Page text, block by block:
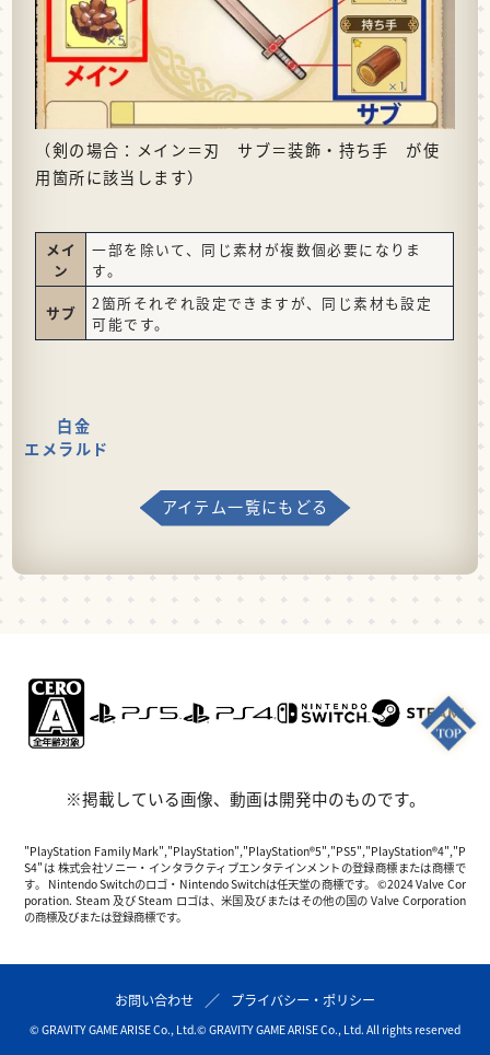
（剣の場合：メイン＝刃 サブ＝装飾・持ち手 が使
用箇所に該当します）
メイ
ン
一部を除いて、同じ素材が複数個必要になりま
す。
サブ
2箇所それぞれ設定できますが、同じ素材も設定
可能です。
白金
エメラルド
アイテム一覧にもどる
※掲載している画像、動画は開発中のものです。
"PlayStation Family Mark","PlayStation","PlayStation®5","PS5","PlayStation®4","P
S4"は 株式会社ソニー・インタラクティブエンタテインメントの登録商標または商標で
す。 Nintendo Switchのロゴ・Nintendo Switchは任天堂の商標です。 ©2024 Valve Cor
poration. Steam 及び Steam ロゴは、米国及びまたはその他の国の Valve Corporation
の商標及びまたは登録商標です。
お問い合わせ プライバシー・ポリシー
© GRAVITY GAME ARISE Co., Ltd.© GRAVITY GAME ARISE Co., Ltd. All rights reserved